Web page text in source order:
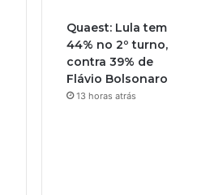
Quaest: Lula tem
44% no 2º turno,
contra 39% de
Flávio Bolsonaro
13 horas atrás